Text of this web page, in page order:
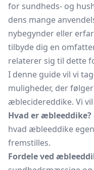
for sundheds- og
dens mange
nybegynder eller
tilbyde dig en
relaterer sig til dette
I denne guide vil vi
muligheder, der
æblecidereddike. Vi
Hvad er æbleeddike?
hvad æbleeddike
fremstilles.
Fordele ved